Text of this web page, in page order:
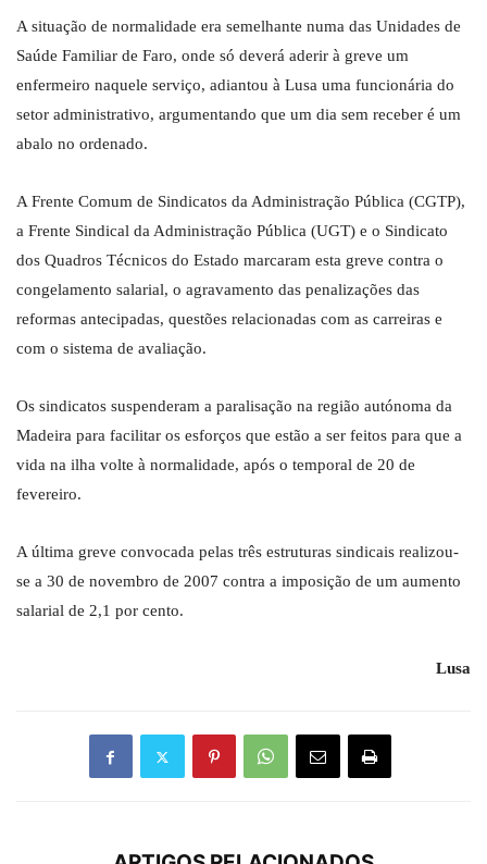
A situação de normalidade era semelhante numa das Unidades de
Saúde Familiar de Faro, onde só deverá aderir à greve um
enfermeiro naquele serviço, adiantou à Lusa uma funcionária do
setor administrativo, argumentando que um dia sem receber é um
abalo no ordenado.
A Frente Comum de Sindicatos da Administração Pública (CGTP),
a Frente Sindical da Administração Pública (UGT) e o Sindicato
dos Quadros Técnicos do Estado marcaram esta greve contra o
congelamento salarial, o agravamento das penalizações das
reformas antecipadas, questões relacionadas com as carreiras e
com o sistema de avaliação.
Os sindicatos suspenderam a paralisação na região autónoma da
Madeira para facilitar os esforços que estão a ser feitos para que a
vida na ilha volte à normalidade, após o temporal de 20 de
fevereiro.
A última greve convocada pelas três estruturas sindicais realizou-
se a 30 de novembro de 2007 contra a imposição de um aumento
salarial de 2,1 por cento.
Lusa